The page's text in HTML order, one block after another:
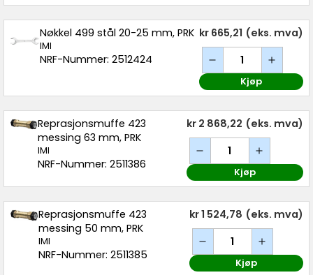
Nøkkel 499 stål 20-25 mm, PRK
IMI
NRF-Nummer: 2512424
kr 665,21 (eks. mva)
Kjøp
Reprasjonsmuffe 423
messing 63 mm, PRK
IMI
NRF-Nummer: 2511386
kr 2 868,22 (eks. mva)
Kjøp
Reprasjonsmuffe 423
messing 50 mm, PRK
IMI
NRF-Nummer: 2511385
kr 1 524,78 (eks. mva)
Kjøp